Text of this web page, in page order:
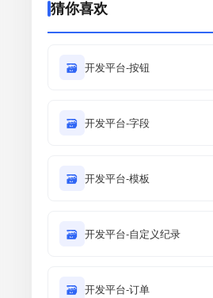
猜你喜欢
🗃 开发平台-按钮
🗃 开发平台-字段
🗃 开发平台-模板
🗃 开发平台-自定义纪录
🗃 开发平台-订单